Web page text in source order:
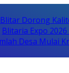
Dorong
Blitaria Expo
Desa Mulai